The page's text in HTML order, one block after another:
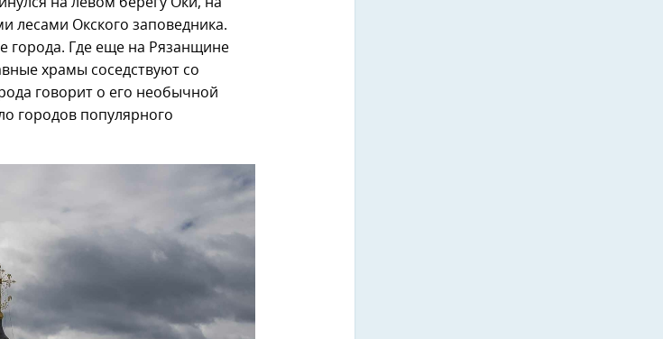
лесами Окского заповедника.
города. Где еще на Рязанщине
храмы соседствуют со
говорит о его необычной
городов популярного